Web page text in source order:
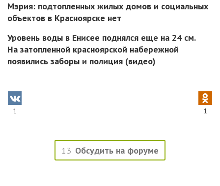
Мэрия: подтопленных жилых домов и социальных
объектов в Красноярске нет
Уровень воды в Енисее поднялся еще на 24 см.
На затопленной красноярской набережной
появились заборы и полиция (видео)
1 1
13 Обсудить на форуме